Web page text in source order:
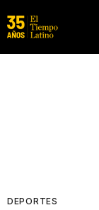
DEPORTES